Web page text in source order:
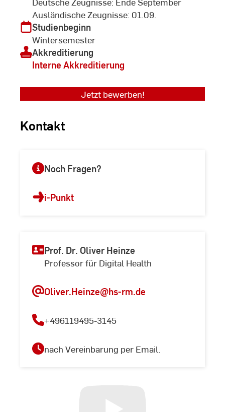
Ausländische Zeugnisse: 01.09.
Studienbeginn
Wintersemester
Akkreditierung
Interne Akkreditierung
Jetzt bewerben!
Kontakt
Noch Fragen?
i-Punkt
Prof. Dr. Oliver Heinze
Professor für Digital Health
Oliver.Heinze@hs-rm.de
+496119495-3145
nach Vereinbarung per Email.